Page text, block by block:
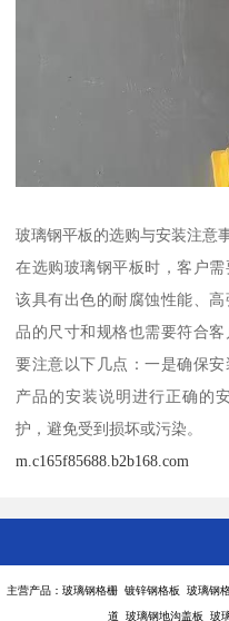
玻璃钢平板的选购与安装注意
在选购玻璃钢平板时，客户
该具有出色的耐腐蚀性能、
品的尺寸和规格也需要符合
要注意以下几点：一是确保
产品的安装说明进行正确的
护，避免受到损坏或污染。
m.c165f85688.b2b168.com
主营产品：玻璃钢格栅 镀锌钢格板 玻璃
道 玻璃钢地沟盖板 玻